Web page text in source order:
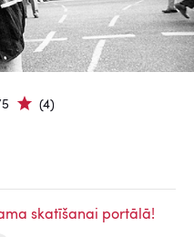
(4)
skatīšanai portālā!